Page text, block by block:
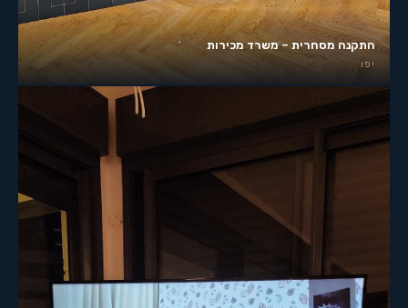
התקנה מסחרית – משרד מכירות
יפו